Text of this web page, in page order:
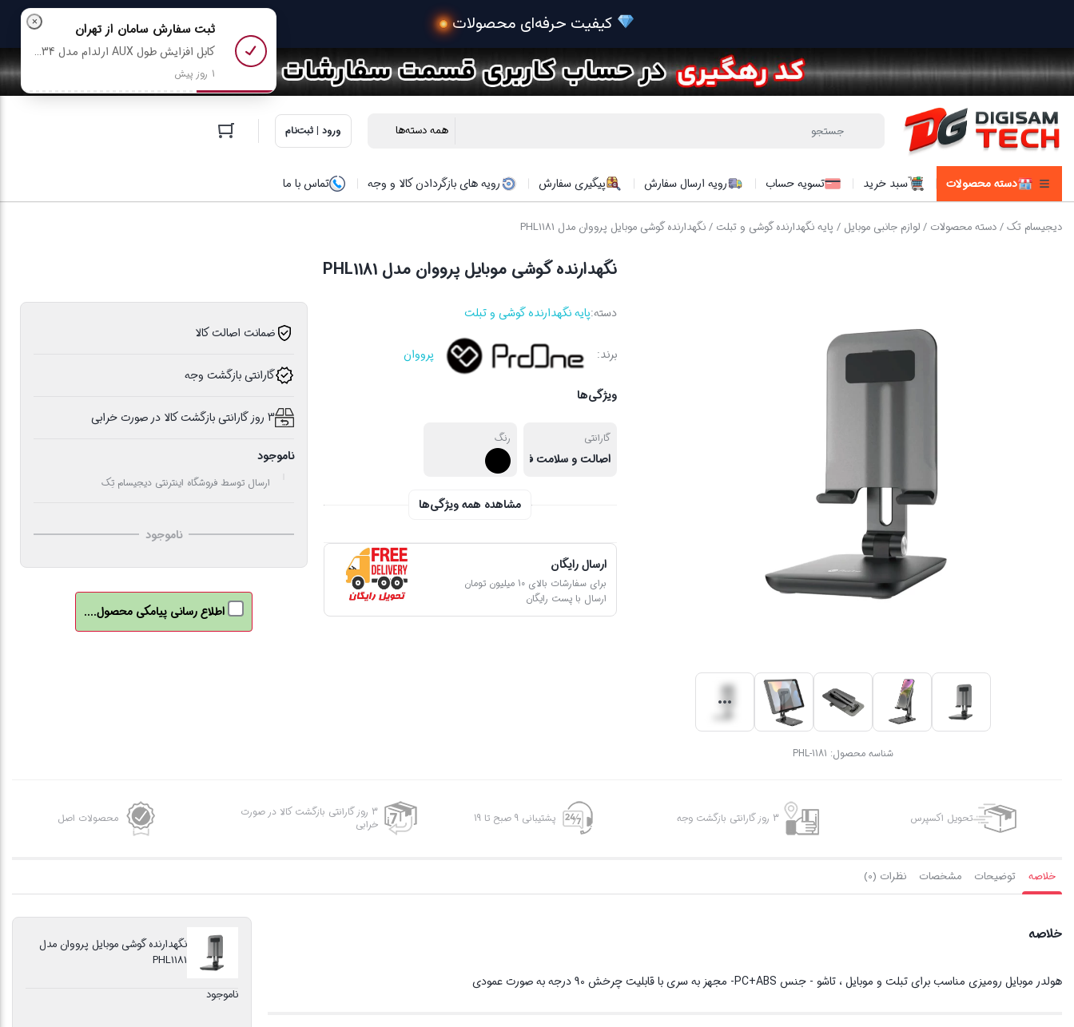
ورود | ثبت‌نام
دسته محصولات سبد خرید تسویه حساب رویه ارسال سفارش پیگیری سفارش رویه های بازگردادن کالا و وجه تماس با ما
دیجیسام تک/دسته محصولات /لوازم جانبی موبایل / پایه نگهدارنده گوشی و تبلت / نگهدارنده گوشی موبایل پرووان مدل PHL1181
شناسه محصول: PHL-1181
نگهدارنده گوشی موبایل پرووان مدل PHL1181
دسته:پایه نگهدارنده گوشی و تبلت
برند: پرووان
ویژگی‌ها
گارانتی
اصالت و سلامت فیزیکی کالا
رنگ
مشاهده همه ویژگی‌ها
ارسال رایگان
برای سفارشات بالای 10 میلیون تومان
ارسال با پست رایگان
ضمانت اصالت کالا
گارانتی بازگشت وجه
3 روز گارانتی بازگشت کالا در صورت خرابی
ناموجود
ارسال توسط فروشگاه اینترنتی دیجیسام تِک
ناموجود
اطلاع رسانی پیامکی محصول....
تحویل اکسپرس 3 روز گارانتی بازگشت وجه پشتیبانی 9 صبح تا 19
3 روز گارانتی بازگشت کالا در صورت
خرابی
محصولات اصل
خلاصه توضیحات مشخصات نظرات (0)
خلاصه
هولدر موبایل رومیزی مناسب برای تبلت و موبایل ، تاشو - جنس PC+ABS- مجهز به سری با قابلیت چرخش 90 درجه به صورت عمودی
نگهدارنده گوشی موبایل پرووان مدل
PHL1181
ناموجود
خر × ثبت سفارش سامان از تهران
کابل افزایش طول AUX ارلدام مدل TC - AUX34 طول 1 متر رو خرید کرد
1 روز پیش